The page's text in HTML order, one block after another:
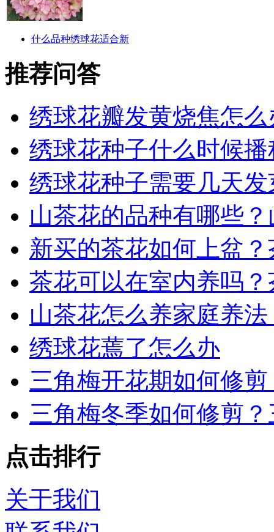
什么品种绣球花适合新
推荐问答
绣球花瓣发黄烧焦怎么
绣球花种子什么时候播
绣球花种子需要几天发
山茶花的品种有哪些
新买的茶花如何上盆
茶花可以在室内养吗
山茶花怎么养家庭养
绣球花蔫了怎么办
三角梅开花期如何修
三角梅冬季如何修剪
点击排行
关于我们